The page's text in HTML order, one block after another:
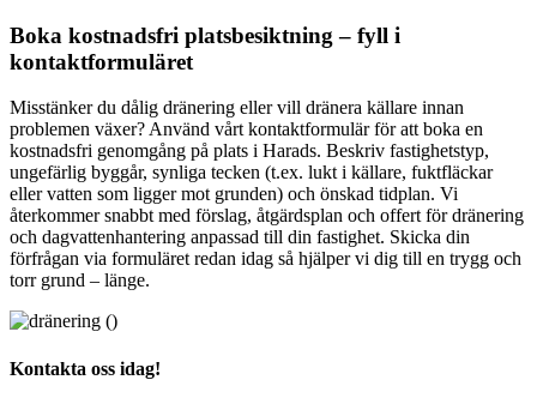
Boka kostnadsfri platsbesiktning – fyll i
kontaktformuläret
Misstänker du dålig dränering eller vill dränera källare innan
problemen växer? Använd vårt kontaktformulär för att boka en
kostnadsfri genomgång på plats i Harads. Beskriv fastighetstyp,
ungefärlig byggår, synliga tecken (t.ex. lukt i källare, fuktfläckar
eller vatten som ligger mot grunden) och önskad tidplan. Vi
återkommer snabbt med förslag, åtgärdsplan och offert för dränering
och dagvattenhantering anpassad till din fastighet. Skicka din
förfrågan via formuläret redan idag så hjälper vi dig till en trygg och
torr grund – länge.
Kontakta oss idag!